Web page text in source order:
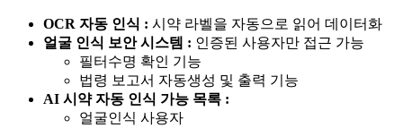
OCR 자동 인식 : 시약 라벨을 자동으로 읽어 데이터화
얼굴 인식 보안 시스템 : 인증된 사용자만 접근 가능
필터수명 확인 기능
법령 보고서 자동생성 및 출력 기능
AI 시약 자동 인식 가능 목록 :
얼굴인식 사용자